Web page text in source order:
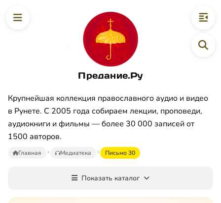
Предание.Ру
Крупнейшая коллекция православного аудио и видео
в Рунете. С 2005 года собираем лекции, проповеди,
аудиокниги и фильмы — более 30 000 записей от
1500 авторов.
Главная Медиатека Письмо 30
Показать каталог